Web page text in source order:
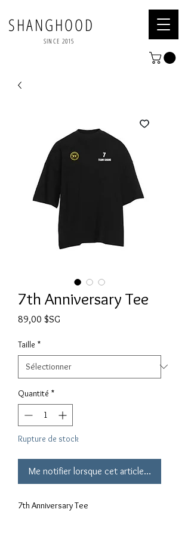
SHANGHOOD
SINCE 2015
7th Anniversary Tee
89,00 $SG
Taille *
Quantité *
Rupture de stock
Me notifier lorsque cet article est
7th Anniversary Tee